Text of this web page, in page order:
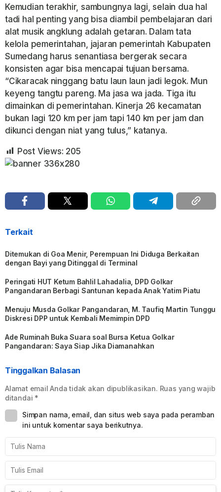
Kemudian terakhir, sambungnya lagi, selain dua hal
tadi hal penting yang bisa diambil pembelajaran dari
alat musik angklung adalah getaran. Dalam tata
kelola pemerintahan, jajaran pemerintah Kabupaten
Sumedang harus senantiasa bergerak secara
konsisten agar bisa mencapai tujuan bersama.
“Cikaracak ninggang batu laun laun jadi legok. Mun
keyeng tangtu pareng. Ma jasa wa jada. Tiga itu
dimainkan di pemerintahan. Kinerja 26 kecamatan
bukan lagi 120 km per jam tapi 140 km per jam dan
dikunci dengan niat yang tulus,” katanya.
Post Views: 205
Terkait
Ditemukan di Goa Menir, Perempuan Ini Diduga Berkaitan
dengan Bayi yang Ditinggal di Terminal
Peringati HUT Ketum Bahlil Lahadalia, DPD Golkar
Pangandaran Berbagi Santunan kepada Anak Yatim Piatu
Menuju Musda Golkar Pangandaran, M. Taufiq Martin Tunggu
Diskresi DPP untuk Kembali Memimpin DPD
Ade Ruminah Buka Suara soal Bursa Ketua Golkar
Pangandaran: Saya Siap Jika Diamanahkan
Tinggalkan Balasan
Alamat email Anda tidak akan dipublikasikan. Ruas yang wajib
ditandai *
Simpan nama, email, dan situs web saya pada peramban
ini untuk komentar saya berikutnya.